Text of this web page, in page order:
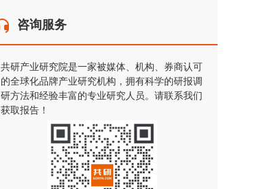
咨询服务
共研产业研究院是一家被媒体、机构、券商认可
的全球化品牌产业研究机构，拥有科学的研报调
研方法和经验丰富的专业研究人员。请联系我们
获取报告！